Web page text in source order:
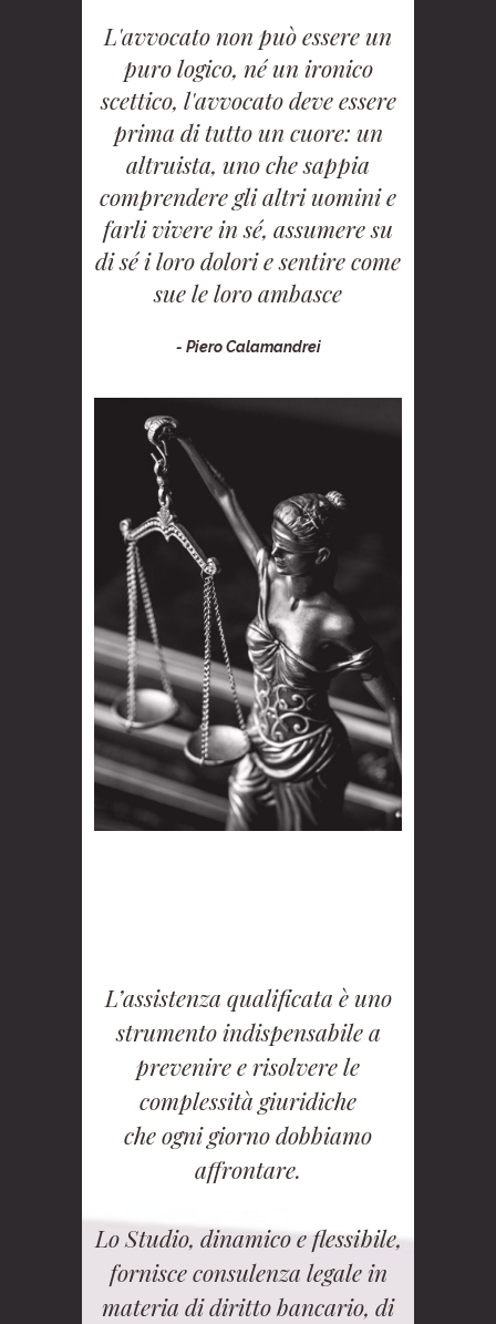
L'avvocato non può essere un
puro logico, né un ironico
scettico, l'avvocato deve essere
prima di tutto un cuore: un
altruista, uno che sappia
comprendere gli altri uomini e
farli vivere in sé, assumere su
di sé i loro dolori e sentire come
sue le loro ambasce
- Piero Calamandrei
L’assistenza qualificata è uno
strumento indispensabile a
prevenire e risolvere le
complessità giuridiche
che ogni giorno dobbiamo
affrontare.
Lo Studio, dinamico e flessibile,
fornisce consulenza legale in
materia di diritto bancario, di